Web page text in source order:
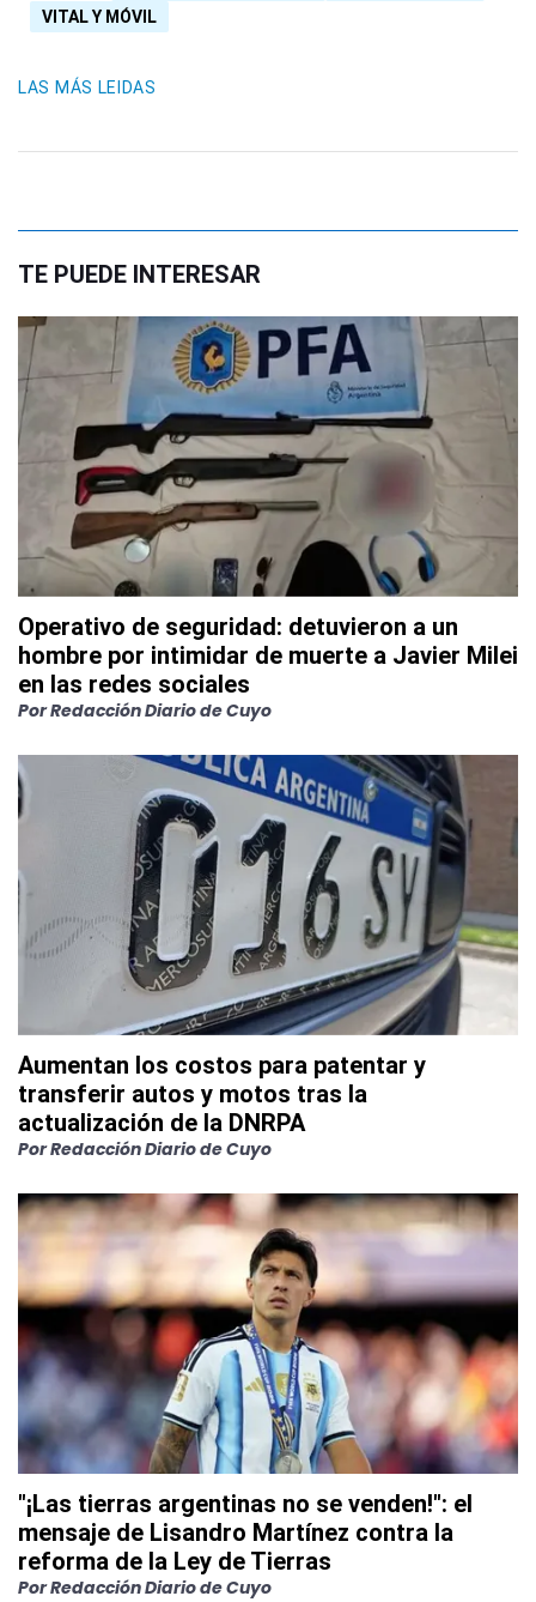
VITAL Y MÓVIL
LAS MÁS LEIDAS
TE PUEDE INTERESAR
Operativo de seguridad: detuvieron a un
hombre por intimidar de muerte a Javier Milei
en las redes sociales
PorRedacción Diario de Cuyo
Aumentan los costos para patentar y
transferir autos y motos tras la
actualización de la DNRPA
PorRedacción Diario de Cuyo
"¡Las tierras argentinas no se venden!": el
mensaje de Lisandro Martínez contra la
reforma de la Ley de Tierras
PorRedacción Diario de Cuyo